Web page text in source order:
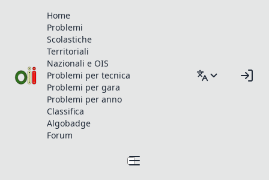
Home
Problemi
Scolastiche
Territoriali
Nazionali e OIS
Problemi per tecnica
Problemi per gara
Problemi per anno
Classifica
Algobadge
Forum